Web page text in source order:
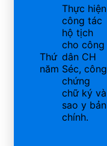
Thứ
năm
Thực hiện
công tác
hộ tịch
cho công
dân CH
Séc, công
chứng
chữ ký và
sao y bản
chính.